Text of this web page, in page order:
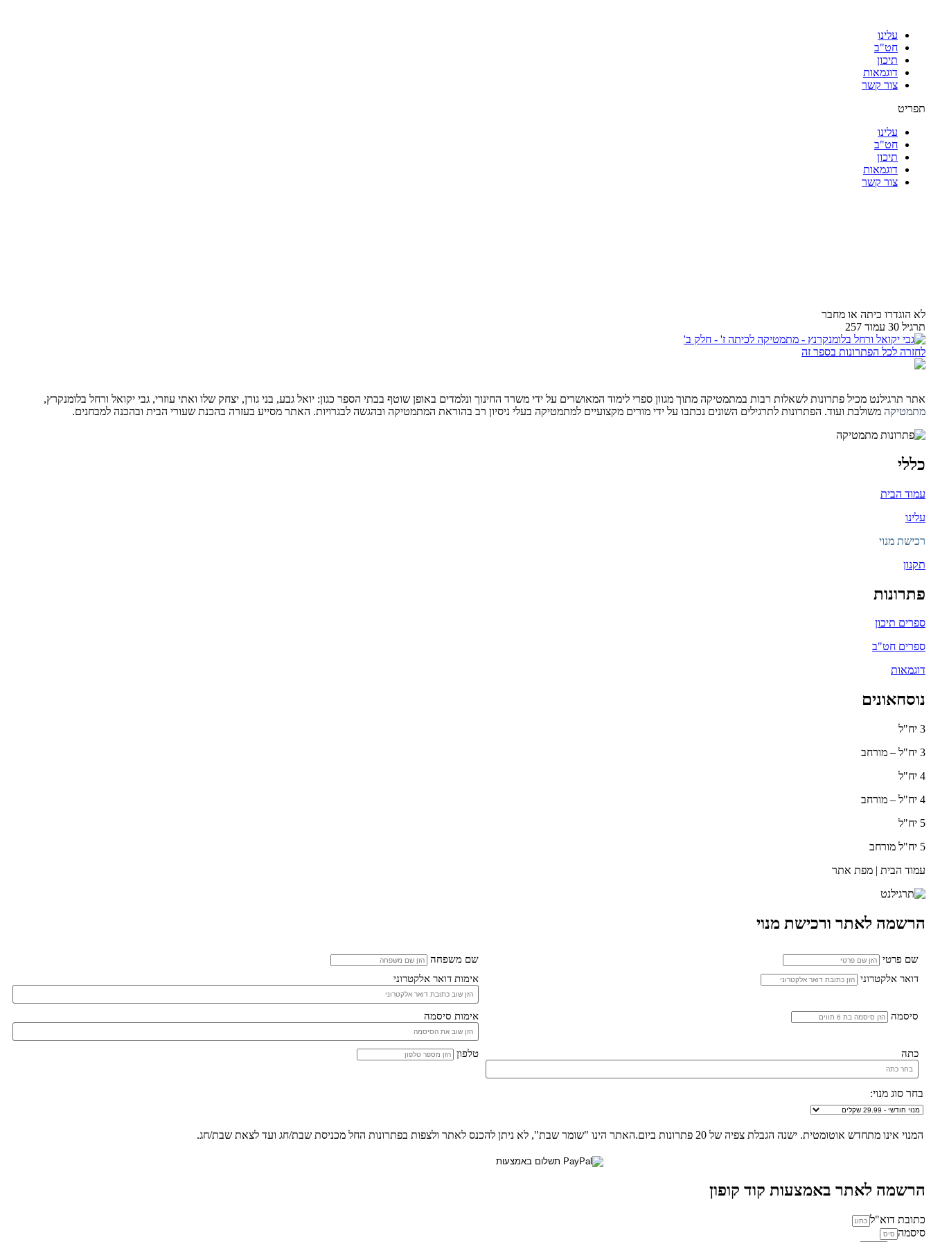
עלינו
חט"ב
תיכון
דוגמאות
צור קשר
תפריט
עלינו
חט"ב
תיכון
דוגמאות
צור קשר
לא הוגדרו כיתה או מחבר
תרגיל 30 עמוד 257
לחזרה לכל הפתרונות בספר זה
אתר תרגילנט מכיל פתרונות לשאלות רבות במתמטיקה מתוך מגוון ספרי לימוד המאושרים על ידי משרד החינוך ונלמדים באופן שוטף בבתי הספר כגון: יואל גבע, בני גורן, יצחק שלו ואתי עוזרי, גבי יקואל ורחל בלומנקרץ,
מתמטיקה משולבת ועוד. הפתרונות לתרגילים השונים נכתבו על ידי מורים מקצועיים למתמטיקה בעלי ניסיון רב בהוראת המתמטיקה ובהגשה לבגרויות. האתר מסייע בעזרה בהכנת שעורי הבית ובהכנה למבחנים.
כללי
עמוד הבית
עלינו
רכישת מנוי
תקנון
פתרונות
ספרים תיכון
ספרים חט"ב
דוגמאות
נוסחאונים
3 יח"ל
3 יח"ל – מורחב
4 יח"ל
4 יח"ל – מורחב
5 יח"ל
5 יח"ל מורחב
עמוד הבית | מפת אתר
הרשמה לאתר ורכישת מנוי
שם פרטי
שם משפחה
דואר אלקטרוני
אימות דואר אלקטרוני
סיסמה אימות סיסמה
כתה טלפון
בחר סוג מנוי:
המנוי אינו מתחדש אוטומטית. ישנה הגבלת צפיה של 20 פתרונות ביום.האתר הינו "שומר שבת", לא ניתן להכנס לאתר ולצפות בפתרונות החל מכניסת שבת/חג ועד לצאת שבת/חג.
הרשמה לאתר באמצעות קוד קופון
כתובת דוא"ל
סיסמה